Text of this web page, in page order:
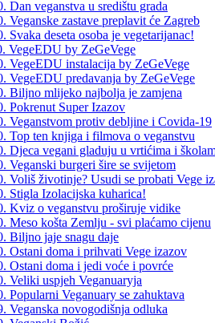
Dan veganstva u središtu grada
Veganske zastave preplavit će Zagreb
Svaka deseta osoba je vegetarijanac!
VegeEDU by ZeGeVege
VegeEDU instalacija by ZeGeVege
VegeEDU predavanja by ZeGeVege
Biljno mlijeko najbolja je zamjena
Pokrenut Super Izazov
Veganstvom protiv debljine i Covida-19
Top ten knjiga i filmova o veganstvu
Djeca vegani gladuju u vrtićima i
Veganski burgeri šire se svijetom
Voliš životinje? Usudi se probati Vege
Stigla Izolacijska kuharica!
Kviz o veganstvu proširuje vidike
Meso košta Zemlju - svi plaćamo cijenu
Biljno jaje snagu daje
Ostani doma i prihvati Vege izazov
Ostani doma i jedi voće i povrće
Veliki uspjeh Veganuaryja
Popularni Veganuary se zahuktava
Veganska novogodišnja odluka